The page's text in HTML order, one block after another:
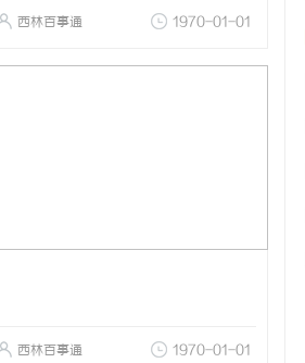
西林百事通 1970-01-01
西林百事通 1970-01-01